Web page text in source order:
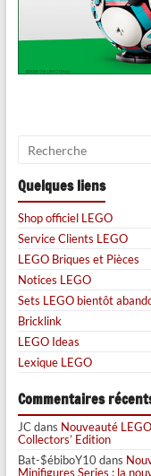
Quelques liens
Shop officiel LEGO
Service Clients LEGO
LEGO Briques et Pièces
Notices LEGO
Sets LEGO bientôt
Bricklink
LEGO Ideas
Lexique LEGO
Commentaires
JCdans Nouveauté
Collectors’ Edition
Bat-$ébiboY10dans
Minifigures Series : la